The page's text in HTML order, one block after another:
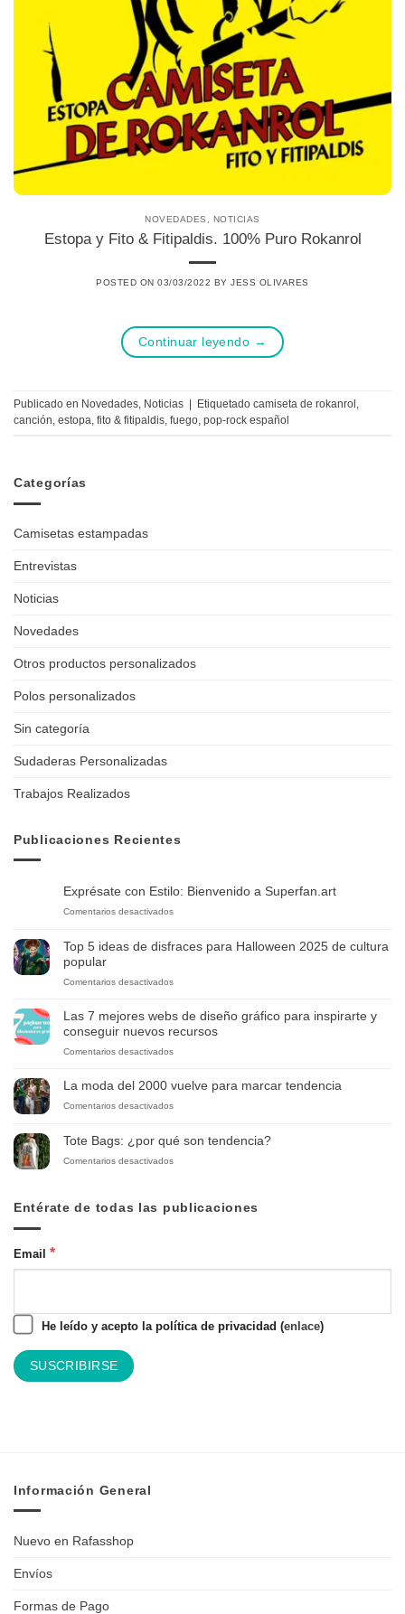
NOVEDADES NOTICIAS
Estopa y Fito & Fitipaldis. 100% Puro Rokanrol
POSTED ON03/03/2022 BYJESS OLIVARES
Continuar leyendo →
Publicado en Novedades Noticias Etiquetado camiseta de rokanrol
canción estopa fito & fitipaldis fuego pop-rock español
Categorías
Camisetas estampadas
Entrevistas
Noticias
Novedades
Otros productos personalizados
Polos personalizados
Sin categoría
Sudaderas Personalizadas
Trabajos Realizados
Publicaciones Recientes
Exprésate con Estilo: Bienvenido a Superfan.art
Comentarios desactivadosen
Estilo:
a
Top 5 ideas de disfraces para Halloween 2025 de cultura
popular
Comentarios desactivadosen
de
disfraces
Halloween
de
popular
Las 7 mejores webs de diseño gráfico para inspirarte y
conseguir nuevos recursos
Comentarios desactivadosen
webs
diseño
para
conseguir
La moda del 2000 vuelve para marcar tendencia
Comentarios desactivadosen
del
2000
marcar
Tote Bags: ¿por qué son tendencia?
Comentarios desactivadosen
¿por
Entérate de todas las publicaciones
Email *
He leído y acepto la política de privacidad (enlace)
Información General
Nuevo en Rafasshop
Envíos
Formas de Pago